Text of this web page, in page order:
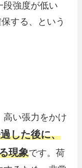
段強度が低い
する、という
高い張力をかけ
した後に、
現象です。荷